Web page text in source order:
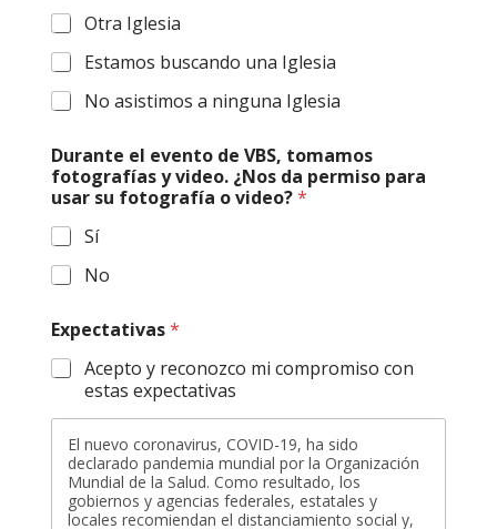
Otra Iglesia
Estamos buscando una Iglesia
No asistimos a ninguna Iglesia
Durante el evento de VBS, tomamos
fotografías y video. ¿Nos da permiso para
usar su fotografía o video?*
Sí
No
Expectativas*
Acepto y reconozco mi compromiso con
estas expectativas
El nuevo coronavirus, COVID-19, ha sido
declarado pandemia mundial por la Organización
Mundial de la Salud. Como resultado, los
gobiernos y agencias federales, estatales y
locales recomiendan el distanciamiento social y,